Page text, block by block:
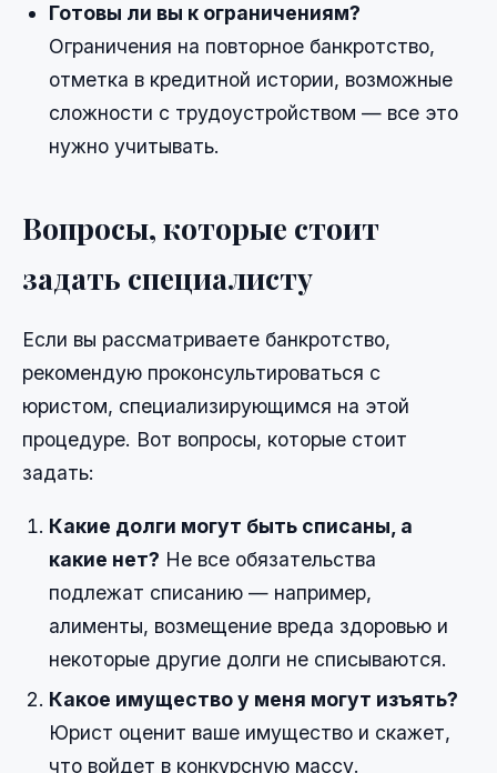
Готовы ли вы к ограничениям?
Ограничения на повторное банкротство,
отметка в кредитной истории, возможные
сложности с трудоустройством — все это
нужно учитывать.
Вопросы, которые стоит
задать специалисту
Если вы рассматриваете банкротство,
рекомендую проконсультироваться с
юристом, специализирующимся на этой
процедуре. Вот вопросы, которые стоит
задать:
Какие долги могут быть списаны, а
какие нет? Не все обязательства
подлежат списанию — например,
алименты, возмещение вреда здоровью и
некоторые другие долги не списываются.
Какое имущество у меня могут изъять?
Юрист оценит ваше имущество и скажет,
что войдет в конкурсную массу.